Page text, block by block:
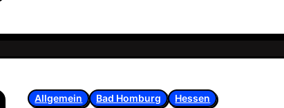
Allgemein Bad Homburg Hessen